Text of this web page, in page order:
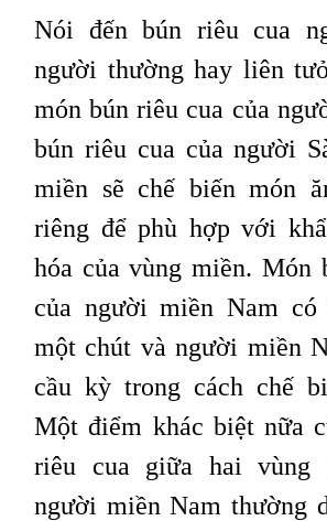
Nói đến bún riêu cua
người thường hay liên
món bún riêu cua của
bún riêu cua của người
miền sẽ chế biến món
riêng để phù hợp với
hóa của vùng miền. Món
của người miền Nam
một chút và người miền
cầu kỳ trong cách chế
Một điểm khác biệt nữa
riêu cua giữa hai vùng
người miền Nam thường